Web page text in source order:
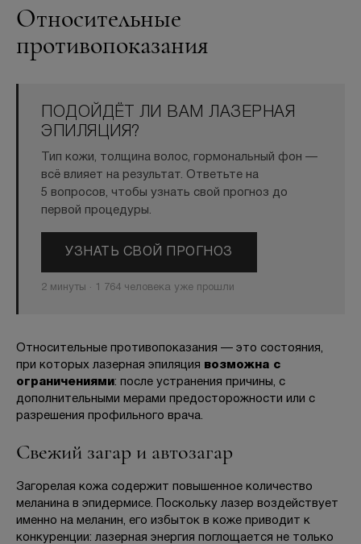
Относительные
противопоказания
ПОДОЙДЁТ ЛИ ВАМ ЛАЗЕРНАЯ
ЭПИЛЯЦИЯ?
Тип кожи, толщина волос, гормональный фон —
всё влияет на результат. Ответьте на
5 вопросов, чтобы узнать свой прогноз до
первой процедуры.
УЗНАТЬ СВОЙ ПРОГНОЗ
2 минуты · 1 764 человека уже прошли
Относительные противопоказания — это состояния,
при которых лазерная эпиляция возможна с
ограничениями: после устранения причины, с
дополнительными мерами предосторожности или с
разрешения профильного врача.
Свежий загар и автозагар
Загорелая кожа содержит повышенное количество
меланина в эпидермисе. Поскольку лазер воздействует
именно на меланин, его избыток в коже приводит к
конкуренции: лазерная энергия поглощается не только